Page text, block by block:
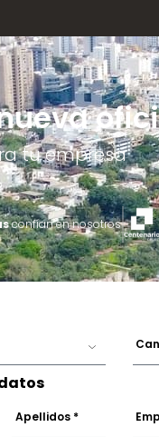
tu empresa
confían en nosotros
Apellidos *